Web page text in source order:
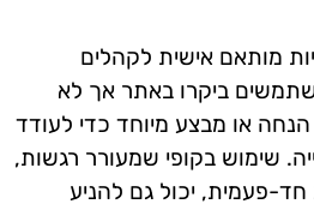
מותאם אישית לקהלים
ביקרו באתר אך לא
הנחה או מבצע מיוחד כדי לעודד
שימוש בקופי שמעורר רגשות,
חד-פעמית, יכול גם להניע